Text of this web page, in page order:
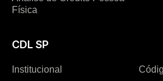
Física
CDL SP
Institucional